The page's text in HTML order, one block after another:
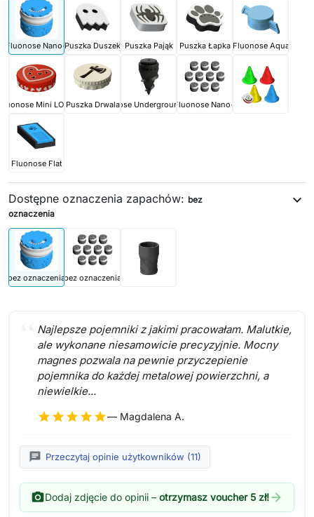
Fluonose Nano+Puszka Duszek Puszka Pająk Puszka Łapka Fluonose Aqua
Mini LOVEPuszka DrwalaFluonose Underground PROFluonose Nano+
Fluonose Flat
Dostępne oznaczenia zapachów: bez
oznaczenia
expand_more
bez oznaczeniabez oznaczenia
Najlepsze pojemniki z jakimi pracowałam. Malutkie,
ale wykonane niesamowicie precyzyjnie. Mocny
magnes pozwala na pewnie przyczepienie
pojemnika do każdej metalowej powierzchni, a
niewielkie...
star star star star star— Magdalena A.
chat Przeczytaj opinie użytkowników (11)
photo_cameraDodaj zdjęcie do opinii – otrzymasz voucher 5 zł!arrow_forward